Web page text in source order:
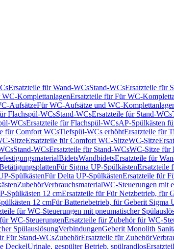
Ersatzteile für Wand-WCsStand-WCsErsatzteile für
WC-KomplettanlagenErsatzteile für Für WC-
AufsätzeFür WC-Aufsätze und WC-
Flachspül-WCsStand-WCsErsatzteile für Stand-WCs
WCsErsatzteile für Flachspül-WCsAP-Spülkästen
für Comfort WCsTiefspül-WCs erhöhtErsatzteile für
SitzeErsatzteile für Comfort WC-SitzeWC-Sitze
Stand-WCsErsatzteile für Stand-WCsWC-Sitze für
BidetsWandbidetsErsatzteile für
Für Sigma UP-SpülkästenErsatzteile
SpülkästenFür Delta UP-SpülkästenErsatzteile für
ZubehörVerbrauchsmaterialWC-Steuerungen mit
Spülkästen 12 cmErsatzteile für Für Netzbetrieb, für
12 cmFür Batteriebetrieb, für Geberit Sigma
für WC-Steuerungen mit pneumatischer
WC-SteuerungenErsatzteile für Zubehör für WC-
SpülauslösungVerbindungenGeberit Monolith
Für Stand-WCsZubehörErsatzteile für Zubehör
DeckelUrinale, gespülter Betrieb, spülrandlos